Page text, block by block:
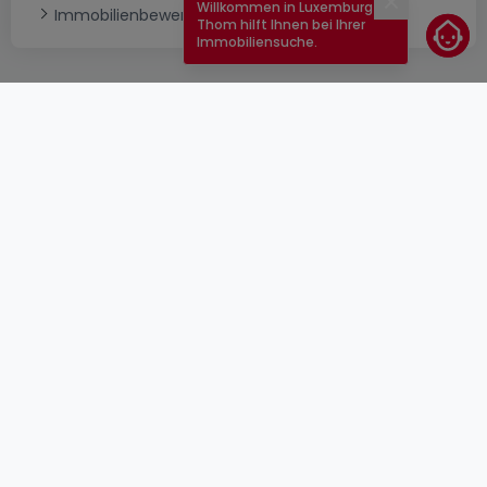
Immobilienbewertung
Schließen
Willkommen in Luxemburg!
Thom hilft Ihnen bei Ihrer
Immobiliensuche.